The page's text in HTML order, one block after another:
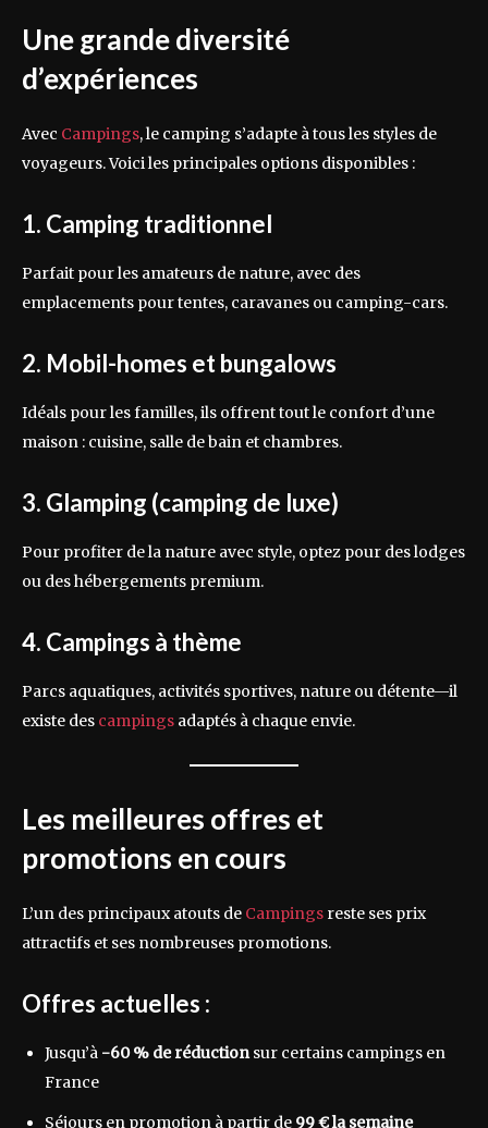
Une grande diversité
d’expériences
Avec Campings, le camping s’adapte à tous les styles de
voyageurs. Voici les principales options disponibles :
1. Camping traditionnel
Parfait pour les amateurs de nature, avec des
emplacements pour tentes, caravanes ou camping-cars.
2. Mobil-homes et bungalows
Idéals pour les familles, ils offrent tout le confort d’une
maison : cuisine, salle de bain et chambres.
3. Glamping (camping de luxe)
Pour profiter de la nature avec style, optez pour des lodges
ou des hébergements premium.
4. Campings à thème
Parcs aquatiques, activités sportives, nature ou détente—il
existe des campings adaptés à chaque envie.
Les meilleures offres et
promotions en cours
L’un des principaux atouts de Campings reste ses prix
attractifs et ses nombreuses promotions.
Offres actuelles :
Jusqu’à -60 % de réductionsur certains campings en
France
Séjours en promotion à partir de 99 € la semaine